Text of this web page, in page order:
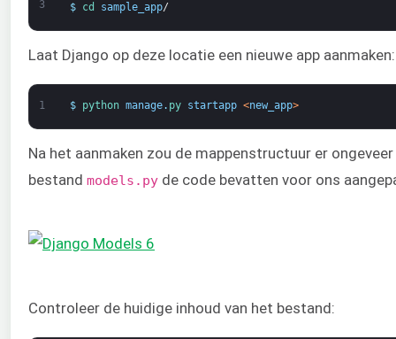
3
$
cd sample_app/
Laat Django op deze locatie een nieuwe app aanmaken:
1 $ python manage. py startapp <new_app>
Na het aanmaken zou de mappenstructuur er
bestand models.py de code bevatten voor ons
Controleer de huidige inhoud van het bestand: